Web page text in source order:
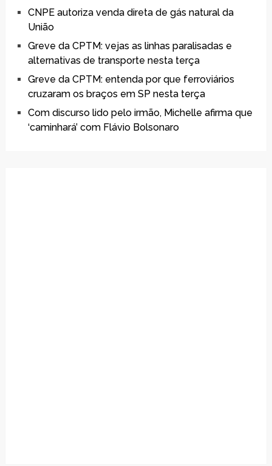
CNPE autoriza venda direta de gás natural da
União
Greve da CPTM: vejas as linhas paralisadas e
alternativas de transporte nesta terça
Greve da CPTM: entenda por que ferroviários
cruzaram os braços em SP nesta terça
Com discurso lido pelo irmão, Michelle afirma que
‘caminhará’ com Flávio Bolsonaro